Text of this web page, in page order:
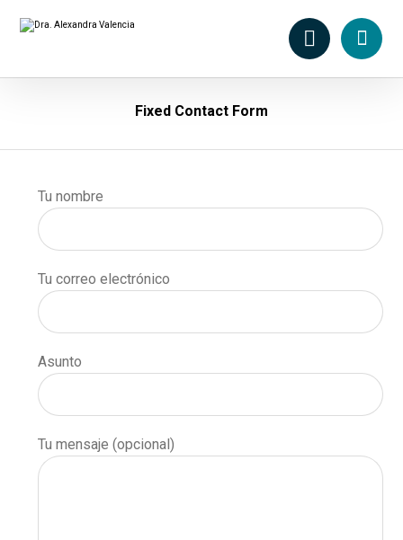
Fixed Contact Form
Tu nombre
Tu correo electrónico
Asunto
Tu mensaje (opcional)